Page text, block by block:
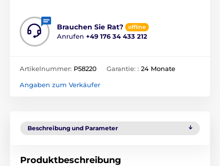
Brauchen Sie Rat? offline
Anrufen +49 176 34 433 212
Artikelnummer: P58220 Garantie: : 24 Monate
Angaben zum Verkäufer
Beschreibung und Parameter
Produktbeschreibung